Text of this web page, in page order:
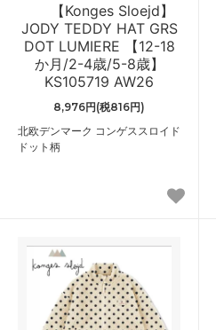
【Konges Sloejd】
JODY TEDDY HAT GRS
DOT LUMIERE 【12-18
か月/2-4歳/5-8歳】
KS105719 AW26
8,976円(税816円)
北欧デンマーク コンゲススロイド
ドット柄